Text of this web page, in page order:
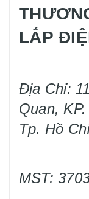
LẮP
Địa Chỉ:
Quan,
Tp. Hồ
MST: